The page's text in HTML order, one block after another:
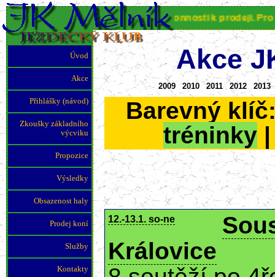
Akce
2009 2010 2011 2012 2013
Barevný
tréninky
12.-13.1. so-ne
Královice
Úvod
Akce
Přihlášky (návod)
Zkoušky základního
výcviku
Propozice
Výsledky
Obsazenost haly
Prodej koní
Služby
Kontakty
Mělník nabízí koně různé výkonnosti k prodeji. Pro více